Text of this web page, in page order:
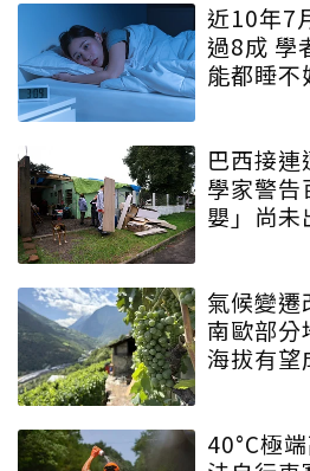
近10年7
過8成 學
能都睡不
巴西接
學家警告
嬰」尚未
氣候變遷
南歐部分
海拔有望
40°C極